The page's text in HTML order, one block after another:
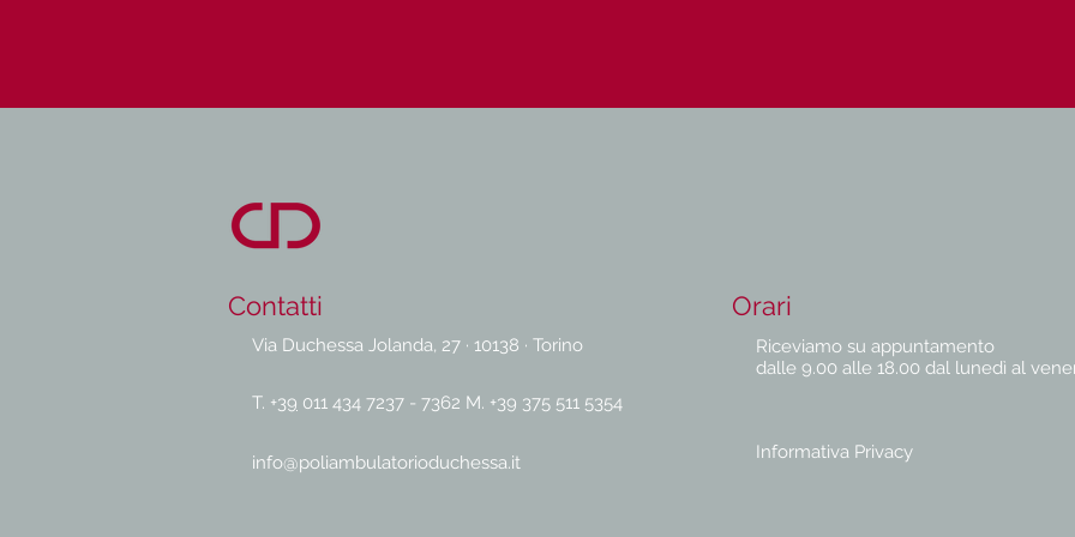
Contatti
Via Duchessa Jolanda, 27 · 10138 · Torino
T. +39 011 434 7237 - 7362 M. +39 375 511 5354
info@poliambulatorioduchessa.it
Orari
Riceviamo su appuntamento
dalle 9.00 alle 18.00 dal lunedì al
Informativa Privacy